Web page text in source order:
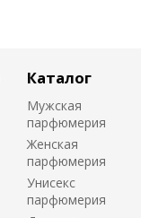
Каталог
Мужская
парфюмерия
Женская
парфюмерия
Унисекс
парфюмерия